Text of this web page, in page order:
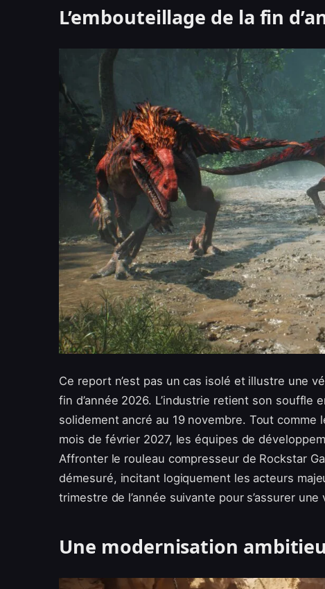
L’embouteillage de la fin
Ce report n’est pas un cas isolé et illustre une
fin d’année 2026. L’industrie retient son souffle
solidement ancré au 19 novembre. Tout
mois de février 2027, les équipes de
Affronter le rouleau compresseur de Rockstar
démesuré, incitant logiquement les acteurs
trimestre de l’année suivante pour s’assurer
Une modernisation